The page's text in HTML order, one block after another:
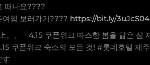
떠나요????
여행 보러가기???? https://bit.ly/3uJcS04